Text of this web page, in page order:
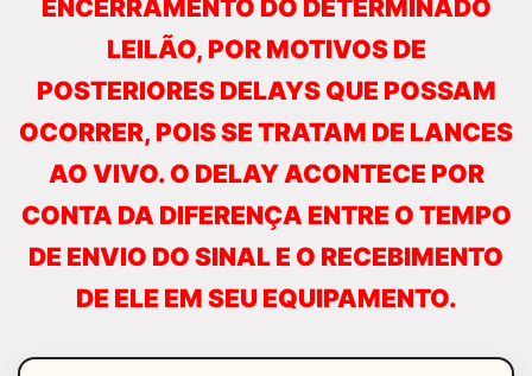
ENCERRAMENTO DO DETERMINADO
LEILÃO, POR MOTIVOS DE
POSTERIORES DELAYS QUE POSSAM
OCORRER, POIS SE TRATAM DE LANCES
AO VIVO. O DELAY ACONTECE POR
CONTA DA DIFERENÇA ENTRE O TEMPO
DE ENVIO DO SINAL E O RECEBIMENTO
DE ELE EM SEU EQUIPAMENTO.